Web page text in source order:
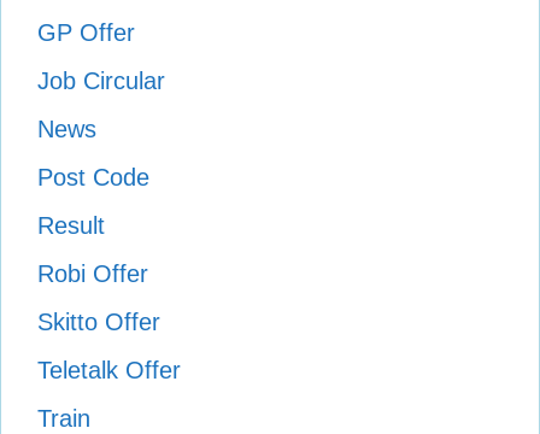
GP Offer
Job Circular
News
Post Code
Result
Robi Offer
Skitto Offer
Teletalk Offer
Train